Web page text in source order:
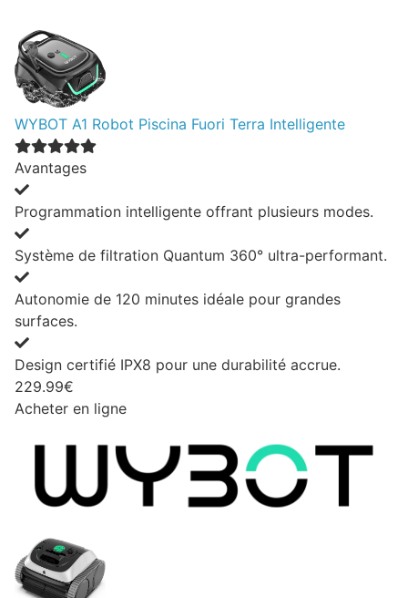
WYBOT A1 Robot Piscina Fuori Terra Intelligente
Avantages
Programmation intelligente offrant plusieurs modes.
Système de filtration Quantum 360° ultra-performant.
Autonomie de 120 minutes idéale pour grandes
surfaces.
Design certifié IPX8 pour une durabilité accrue.
229.99€
Acheter en ligne